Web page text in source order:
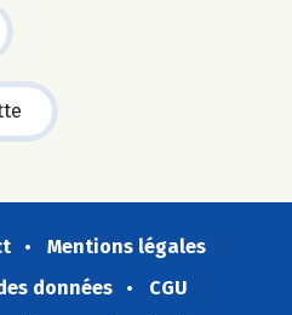
Mentions légales
données
CGU